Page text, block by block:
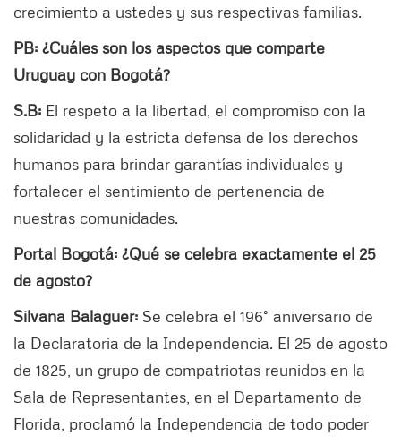
crecimiento a ustedes y sus respectivas familias.
PB: ¿Cuáles son los aspectos que comparte
Uruguay con Bogotá?
S.B: El respeto a la libertad, el compromiso con la
solidaridad y la estricta defensa de los derechos
humanos para brindar garantías individuales y
fortalecer el sentimiento de pertenencia de
nuestras comunidades.
Portal Bogotá: ¿Qué se celebra exactamente el 25
de agosto?
Silvana Balaguer: Se celebra el 196° aniversario de
la Declaratoria de la Independencia. El 25 de agosto
de 1825, un grupo de compatriotas reunidos en la
Sala de Representantes, en el Departamento de
Florida, proclamó la Independencia de todo poder